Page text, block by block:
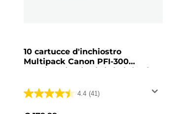
10 cartucce d'inchiostro
Multipack Canon PFI-300
4.4 (41)
4.4
su